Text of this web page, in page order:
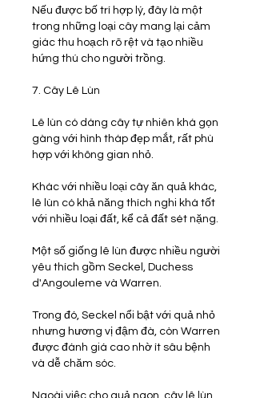
Nếu được bố trí hợp lý, đây là một
trong những loại cây mang lại cảm
giác thu hoạch rõ rệt và tạo nhiều
hứng thú cho người trồng.
7. Cây Lê Lùn
Lê lùn có dáng cây tự nhiên khá gọn
gàng với hình tháp đẹp mắt, rất phù
hợp với không gian nhỏ.
Khác với nhiều loại cây ăn quả khác,
lê lùn có khả năng thích nghi khá tốt
với nhiều loại đất, kể cả đất sét nặng.
Một số giống lê lùn được nhiều người
yêu thích gồm Seckel, Duchess
d'Angouleme và Warren.
Trong đó, Seckel nổi bật với quả nhỏ
nhưng hương vị đậm đà, còn Warren
được đánh giá cao nhờ ít sâu bệnh
và dễ chăm sóc.
Ngoài việc cho quả ngon, cây lê lùn